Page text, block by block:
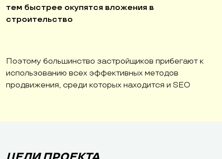
тем быстрее окупятся вложения в
строительство
Поэтому большинство застройщиков прибегают к
использованию всех эффективных методов
продвижения, среди которых находится и SEO